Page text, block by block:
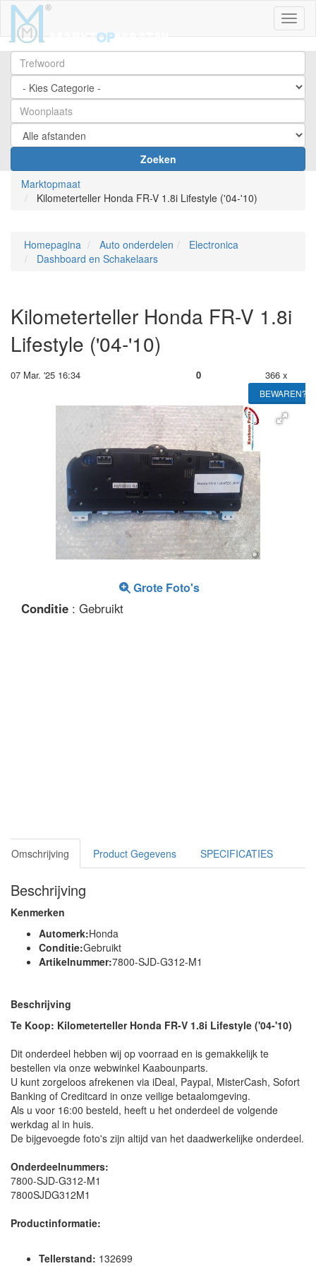
Zoeken
Marktopmaat
Kilometerteller Honda FR-V 1.8i Lifestyle ('04-'10)
Homepagina Auto onderdelen
Electronica
Dashboard en Schakelaars
Kilometerteller Honda FR-V 1.8i
Lifestyle ('04-'10)
07 Mar. '25 16:34 0 366 x
BEWAREN?
Grote Foto's
Conditie : Gebruikt
Omschrijving Product Gegevens SPECIFICATIES
Beschrijving
Kenmerken
Automerk:Honda
Conditie:Gebruikt
Artikelnummer:7800-SJD-G312-M1
Beschrijving
Te Koop: Kilometerteller Honda FR-V 1.8i Lifestyle ('04-'10)
Dit onderdeel hebben wij op voorraad en is gemakkelijk te
bestellen via onze webwinkel Kaabounparts.
U kunt zorgeloos afrekenen via iDeal, Paypal, MisterCash, Sofort
Banking of Creditcard in onze veilige betaalomgeving.
Als u voor 16:00 besteld, heeft u het onderdeel de volgende
werkdag al in huis.
De bijgevoegde foto's zijn altijd van het daadwerkelijke onderdeel.
Onderdeelnummers:
7800-SJD-G312-M1
7800SJDG312M1
Productinformatie:
Tellerstand: 132699